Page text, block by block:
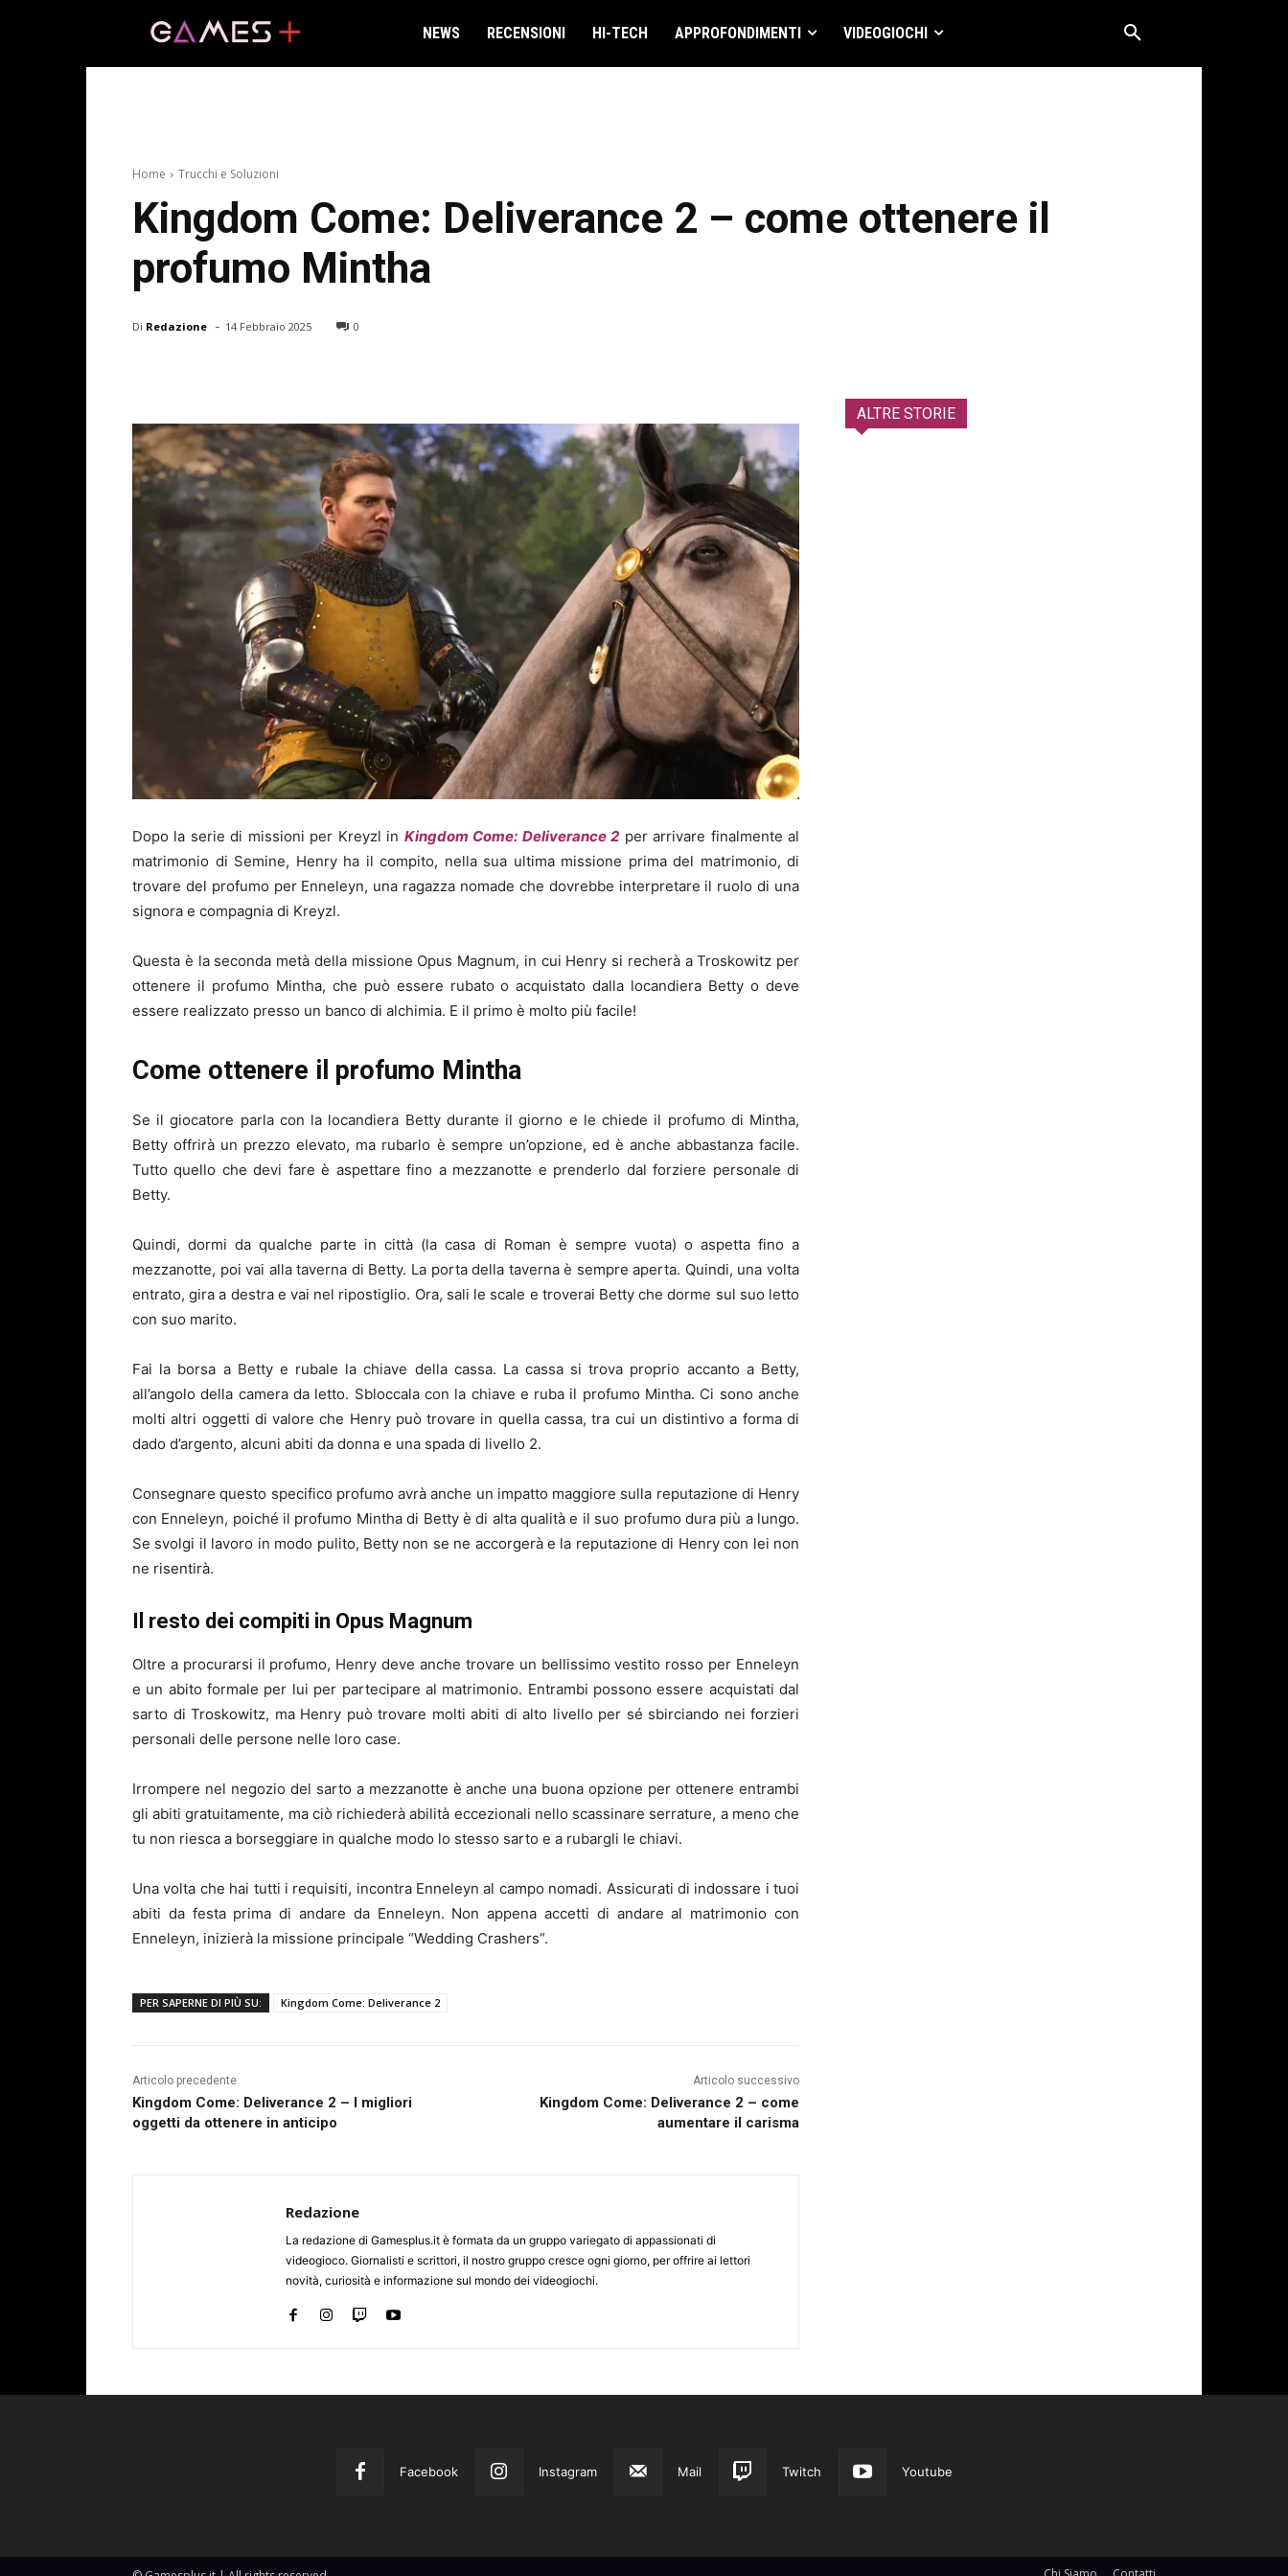
NEWS RECENSIONI HI-TECH APPROFONDIMENTI VIDEOGIOCHI
Home Trucchi e Soluzioni
Kingdom Come: Deliverance 2 – come ottenere il
profumo Mintha
Di Redazione - 14 Febbraio 2025 0
Dopo la serie di missioni per Kreyzl in Kingdom Come: Deliverance 2 per arrivare finalmente al
matrimonio di Semine, Henry ha il compito, nella sua ultima missione prima del matrimonio, di
trovare del profumo per Enneleyn, una ragazza nomade che dovrebbe interpretare il ruolo di una
signora e compagnia di Kreyzl.
Questa è la seconda metà della missione Opus Magnum, in cui Henry si recherà a Troskowitz per
ottenere il profumo Mintha, che può essere rubato o acquistato dalla locandiera Betty o deve
essere realizzato presso un banco di alchimia. E il primo è molto più facile!
Come ottenere il profumo Mintha
Se il giocatore parla con la locandiera Betty durante il giorno e le chiede il profumo di Mintha,
Betty offrirà un prezzo elevato, ma rubarlo è sempre un’opzione, ed è anche abbastanza facile.
Tutto quello che devi fare è aspettare fino a mezzanotte e prenderlo dal forziere personale di
Betty.
Quindi, dormi da qualche parte in città (la casa di Roman è sempre vuota) o aspetta fino a
mezzanotte, poi vai alla taverna di Betty. La porta della taverna è sempre aperta. Quindi, una volta
entrato, gira a destra e vai nel ripostiglio. Ora, sali le scale e troverai Betty che dorme sul suo letto
con suo marito.
Fai la borsa a Betty e rubale la chiave della cassa. La cassa si trova proprio accanto a Betty,
all’angolo della camera da letto. Sbloccala con la chiave e ruba il profumo Mintha. Ci sono anche
molti altri oggetti di valore che Henry può trovare in quella cassa, tra cui un distintivo a forma di
dado d’argento, alcuni abiti da donna e una spada di livello 2.
Consegnare questo specifico profumo avrà anche un impatto maggiore sulla reputazione di Henry
con Enneleyn, poiché il profumo Mintha di Betty è di alta qualità e il suo profumo dura più a lungo.
Se svolgi il lavoro in modo pulito, Betty non se ne accorgerà e la reputazione di Henry con lei non
ne risentirà.
Il resto dei compiti in Opus Magnum
Oltre a procurarsi il profumo, Henry deve anche trovare un bellissimo vestito rosso per Enneleyn
e un abito formale per lui per partecipare al matrimonio. Entrambi possono essere acquistati dal
sarto di Troskowitz, ma Henry può trovare molti abiti di alto livello per sé sbirciando nei forzieri
personali delle persone nelle loro case.
Irrompere nel negozio del sarto a mezzanotte è anche una buona opzione per ottenere entrambi
gli abiti gratuitamente, ma ciò richiederà abilità eccezionali nello scassinare serrature, a meno che
tu non riesca a borseggiare in qualche modo lo stesso sarto e a rubargli le chiavi.
Una volta che hai tutti i requisiti, incontra Enneleyn al campo nomadi. Assicurati di indossare i tuoi
abiti da festa prima di andare da Enneleyn. Non appena accetti di andare al matrimonio con
Enneleyn, inizierà la missione principale “Wedding Crashers”.
PER SAPERNE DI PIÙ SU: Kingdom Come: Deliverance 2
Articolo precedente
Kingdom Come: Deliverance 2 – I migliori
oggetti da ottenere in anticipo
Articolo successivo
Kingdom Come: Deliverance 2 – come
aumentare il carisma
Redazione
La redazione di Gamesplus.it è formata da un gruppo variegato di appassionati di
videogioco. Giornalisti e scrittori, il nostro gruppo cresce ogni giorno, per offrire ai lettori
novità, curiosità e informazione sul mondo dei videogiochi.
ALTRE STORIE
Facebook Instagram Mail Twitch Youtube